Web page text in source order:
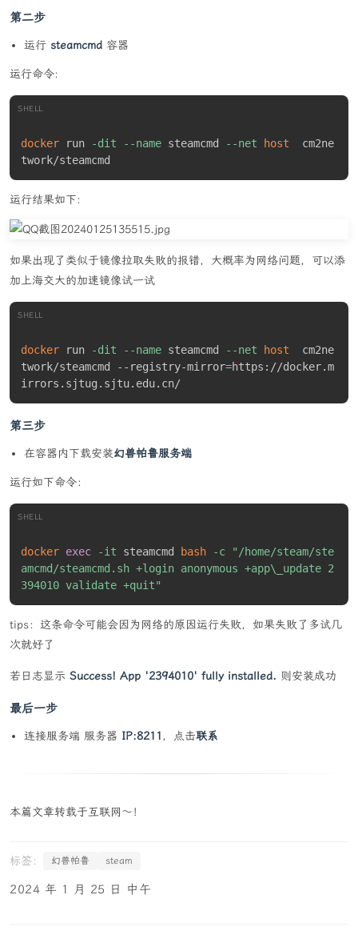
第二步
运行 steamcmd 容器
运行命令:
docker run -dit --name steamcmd --net host
  cm2ne
twork/steamcmd
SHELL
运行结果如下:
如果出现了类似于镜像拉取失败的报错，大概率为网络问题，可以添
加上海交大的加速镜像试一试
docker run -dit --name steamcmd --net host
  cm2ne
twork/steamcmd --registry-mirror=https://docker.m
irrors.sjtug.sjtu.edu.cn/
SHELL
第三步
在容器内下载安装幻兽帕鲁服务端
运行如下命令：
docker exec -it steamcmd bash -c
"/home/steam/ste
amcmd/steamcmd.sh +login anonymous +app\_update 2
394010 validate +quit"
SHELL
tips：这条命令可能会因为网络的原因运行失败，如果失败了多试几
次就好了
若日志显示 Success! App '2394010' fully installed. 则安装成功
最后一步
连接服务端 服务器 IP:8211，点击联系
本篇文章转载于互联网～！
幻兽帕鲁 steam
2024 年 1 月 25 日 中午